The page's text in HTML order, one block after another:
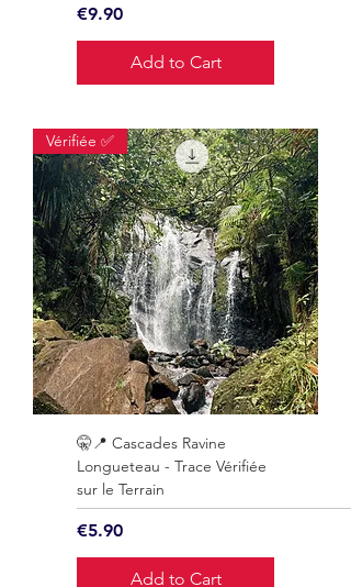
Price
€9.90
Add to Cart
Vérifiée ✅
🤫📍 Cascades Ravine
Longueteau - Trace Vérifiée
sur le Terrain
Price
€5.90
Add to Cart